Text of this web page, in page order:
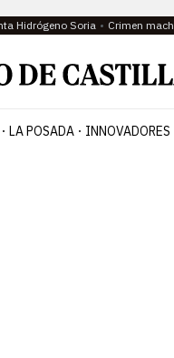
Hidrógeno Soria Crimen
LA POSADA INNOVADORES